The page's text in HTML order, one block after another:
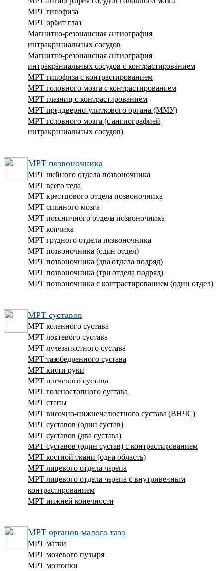
МРТ гипофиза
МРТ орбит глаз
Магнитно-резонансная ангиография
интракраниальных сосудов
Магнитно-резонансная ангиография
интракраниальных сосудов с контрастированием
МРТ гипофиза с контрастированием
МРТ головного мозга с контрастированием
МРТ глазниц с контрастированием
МРТ преддверно-улиткового органа (ММУ)
МРТ головного мозга (с ангиографией
интракраниальных сосудов)
МРТ позвоночника
МРТ шейного отдела позвоночника
МРТ всего тела
МРТ крестцового отдела позвоночника
МРТ спинного мозга
МРТ поясничного отдела позвоночника
МРТ копчика
МРТ грудного отдела позвоночника
МРТ позвоночника (один отдел)
МРТ позвоночника (два отдела подряд)
МРТ позвоночника (три отдела подряд)
МРТ позвоночника с контрастированием (один отдел)
МРТ суставов
МРТ коленного сустава
МРТ локтевого сустава
МРТ лучезапястного сустава
МРТ тазобедренного сустава
МРТ кисти руки
МРТ плечевого сустава
МРТ голеностопного сустава
МРТ стопы
МРТ височно-нижнечелюстного сустава (ВНЧС)
МРТ суставов (один сустав)
МРТ суставов (два сустава)
МРТ суставов (один сустав) с контрастированием
МРТ костной ткани (одна область)
МРТ лицевого отдела черепа
МРТ лицевого отдела черепа с внутривенным
контрастированием
МРТ нижней конечности
МРТ органов малого таза
МРТ матки
МРТ мочевого пузыря
МРТ мошонки